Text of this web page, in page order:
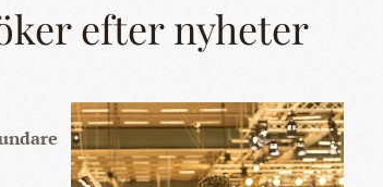
efter nyheter